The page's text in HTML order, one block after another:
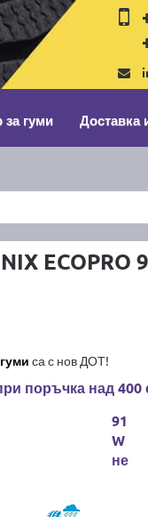
за гуми Доставка
ECOPRO
са с нов ДОТ!
поръчка над 400
91
W
не